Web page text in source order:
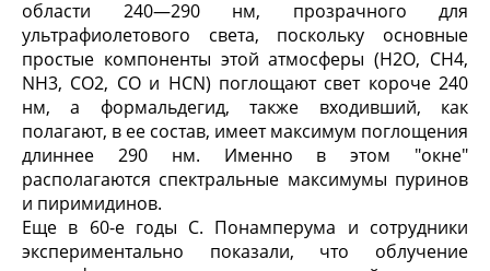
области 240—290 нм, прозрачного для
ультрафиолетового света, поскольку основные
простые компоненты этой атмосферы (Н2О, СН4,
NH3, CO2, CO и HCN) поглощают свет короче 240
нм, а формальдегид, также входивший, как
полагают, в ее состав, имеет максимум поглощения
длиннее 290 нм. Именно в этом "окне"
располагаются спектраль­ные максимумы пуринов
и пиримидинов.
Еще в 60-е годы С. Понамперума и сотрудники
экспериментально показали, что облучение